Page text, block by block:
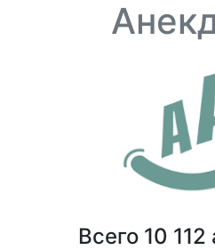
Всего 10